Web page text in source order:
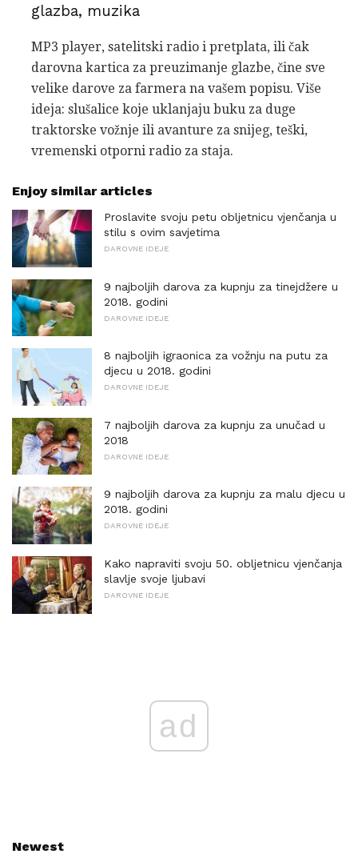
glazba, muzika
MP3 player, satelitski radio i pretplata, ili čak
darovna kartica za preuzimanje glazbe, čine sve
velike darove za farmera na vašem popisu. Više
ideja: slušalice koje uklanjaju buku za duge
traktorske vožnje ili avanture za snijeg, teški,
vremenski otporni radio za staja.
Enjoy similar articles
Proslavite svoju petu obljetnicu vjenčanja u
stilu s ovim savjetima
DAROVNE IDEJE
9 najboljih darova za kupnju za tinejdžere u
2018. godini
DAROVNE IDEJE
8 najboljih igraonica za vožnju na putu za
djecu u 2018. godini
DAROVNE IDEJE
7 najboljih darova za kupnju za unučad u
2018
DAROVNE IDEJE
9 najboljih darova za kupnju za malu djecu u
2018. godini
DAROVNE IDEJE
Kako napraviti svoju 50. obljetnicu vjenčanja
slavlje svoje ljubavi
DAROVNE IDEJE
ad
Newest